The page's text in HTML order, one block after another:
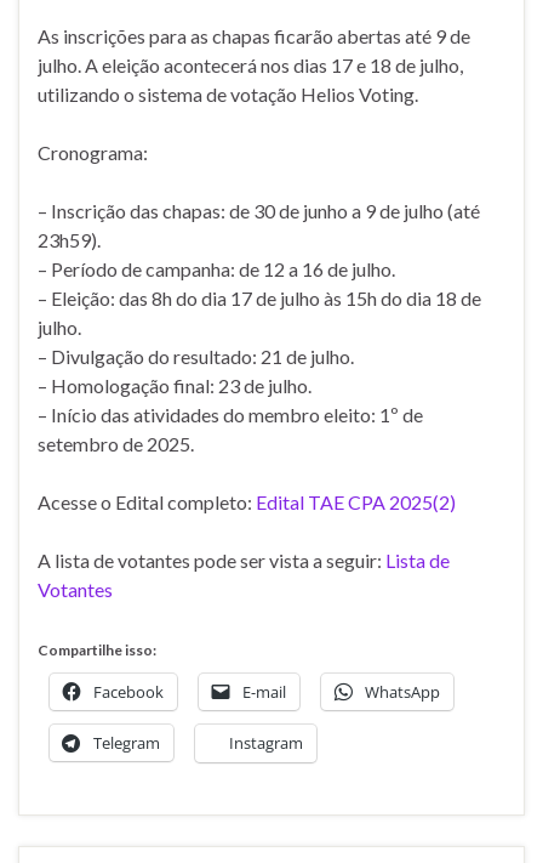
As inscrições para as chapas ficarão abertas até 9 de
julho. A eleição acontecerá nos dias 17 e 18 de julho,
utilizando o sistema de votação Helios Voting.
Cronograma:
– Inscrição das chapas: de 30 de junho a 9 de julho (até
23h59).
– Período de campanha: de 12 a 16 de julho.
– Eleição: das 8h do dia 17 de julho às 15h do dia 18 de
julho.
– Divulgação do resultado: 21 de julho.
– Homologação final: 23 de julho.
– Início das atividades do membro eleito: 1º de
setembro de 2025.
Acesse o Edital completo: Edital TAE CPA 2025(2)
A lista de votantes pode ser vista a seguir: Lista de
Votantes
Compartilhe isso:
Facebook E-mail WhatsApp
Telegram Instagram